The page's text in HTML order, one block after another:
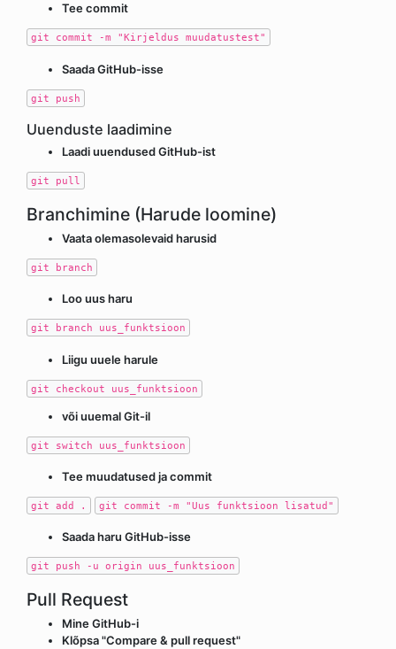
Tee commit
git commit -m "Kirjeldus muudatustest"
Saada GitHub-isse
git push
Uuenduste laadimine
Laadi uuendused GitHub-ist
git pull
Branchimine (Harude loomine)
Vaata olemasolevaid harusid
git branch
Loo uus haru
git branch uus_funktsioon
Liigu uuele harule
git checkout uus_funktsioon
või uuemal Git-il
git switch uus_funktsioon
Tee muudatused ja commit
git add . git commit -m "Uus funktsioon lisatud"
Saada haru GitHub-isse
git push -u origin uus_funktsioon
Pull Request
Mine GitHub-i
Klõpsa "Compare & pull request"